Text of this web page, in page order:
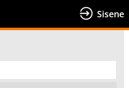
Sisene